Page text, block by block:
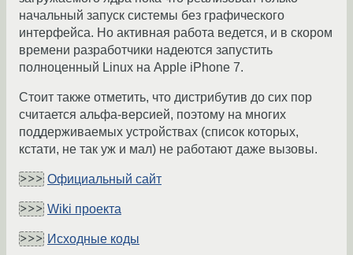
начальный запуск системы без графического
интерфейса. Но активная работа ведется, и в скором
времени разработчики надеются запустить
полноценный Linux на Apple iPhone 7.
Стоит также отметить, что дистрибутив до сих пор
считается альфа-версией, поэтому на многих
поддерживаемых устройствах (список которых,
кстати, не так уж и мал) не работают даже вызовы.
>>> Официальный сайт
>>> Wiki проекта
>>> Исходные коды